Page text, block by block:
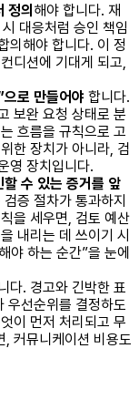
정의 해야 합니다. 재
대응처럼 승인 책임
의해야 합니다. 이 정
디션에 기대게 되고,
로 만들어야 합니다.
보완 요청 상태로 분
흐름을 규칙으로 고
한 장치가 아니라, 검
영 장치입니다.
수 있는 증거를 앞
증 절차가 통과하지
을 세우면, 검토 예산
내리는 데 쓰이기 시
야 하는 순간”을 눈에
다. 경고와 긴박한 표
우선순위를 결정하도
이 먼저 처리되고 무
, 커뮤니케이션 비용도